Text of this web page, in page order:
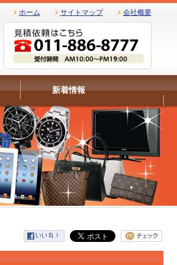
ホーム サイトマップ 会社概要
新着情報